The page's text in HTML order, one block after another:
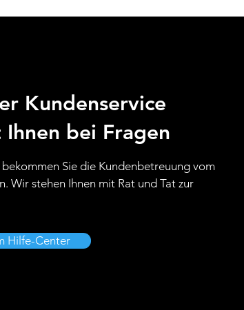
Kundenservice
Ihnen bei Fragen
bekommen Sie die Kundenbetreuung vom
Wir stehen Ihnen mit Rat und Tat zur
Hilfe-Center